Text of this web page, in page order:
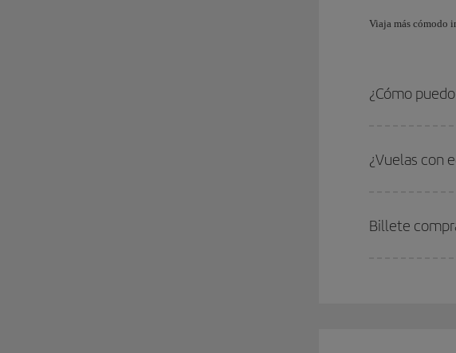
Viaja más cómodo
¿Cómo
¿Vuelas con
Billete